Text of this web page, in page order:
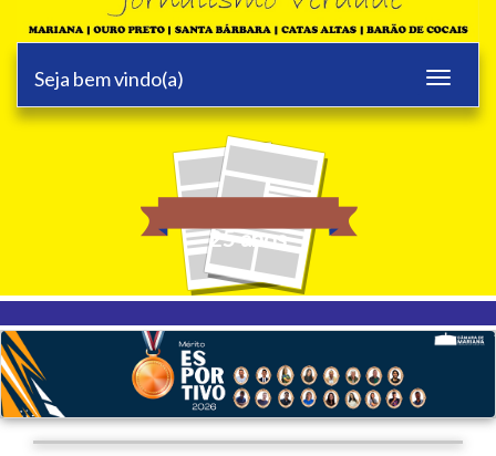
Toggle
Seja bem vindo(a)
25 anos